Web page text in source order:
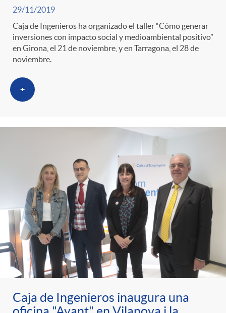
29/11/2019
Caja de Ingenieros ha organizado el taller “Cómo generar
inversiones con impacto social y medioambiental positivo”
en Girona, el 21 de noviembre, y en Tarragona, el 28 de
noviembre.
+
Caja de Ingenieros inaugura una